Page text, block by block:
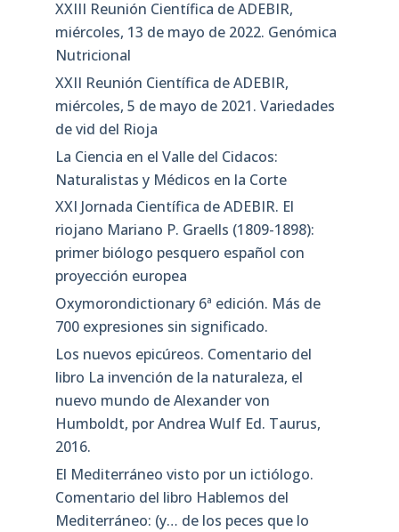
XXIII Reunión Científica de ADEBIR,
miércoles, 13 de mayo de 2022. Genómica
Nutricional
XXII Reunión Científica de ADEBIR,
miércoles, 5 de mayo de 2021. Variedades
de vid del Rioja
La Ciencia en el Valle del Cidacos:
Naturalistas y Médicos en la Corte
XXI Jornada Científica de ADEBIR. El
riojano Mariano P. Graells (1809-1898):
primer biólogo pesquero español con
proyección europea
Oxymorondictionary 6ª edición. Más de
700 expresiones sin significado.
Los nuevos epicúreos. Comentario del
libro La invención de la naturaleza, el
nuevo mundo de Alexander von
Humboldt, por Andrea Wulf Ed. Taurus,
2016.
El Mediterráneo visto por un ictiólogo.
Comentario del libro Hablemos del
Mediterráneo: (y… de los peces que lo